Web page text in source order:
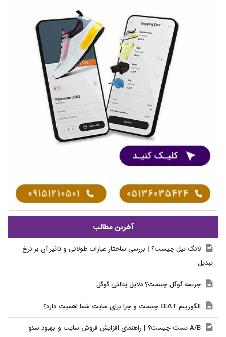
آخرین مطالب
لانگ تیل چیست؟ | بررسی ساختار عبارات طولانی و تاثیر آن بر نرخ
تبدیل
جریمه گوگل چیست؟ دلایل پنالتی گوگل
الگوریتم EEAT چیست و چرا برای سایت شما اهمیت دارد؟